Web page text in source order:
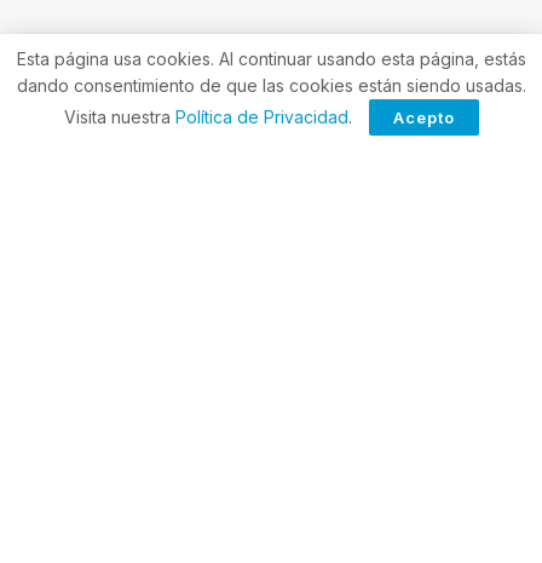
Esta página usa cookies. Al continuar usando esta página, estás
dando consentimiento de que las cookies están siendo usadas.
Visita nuestra Política de Privacidad. Acepto